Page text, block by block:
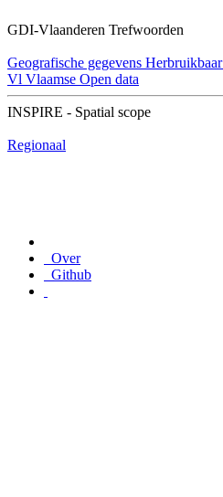
GDI-Vlaanderen Trefwoorden
Geografische gegevens Herbruikbaar
Vl Vlaamse Open data
INSPIRE - Spatial scope
Regionaal
Over
Github